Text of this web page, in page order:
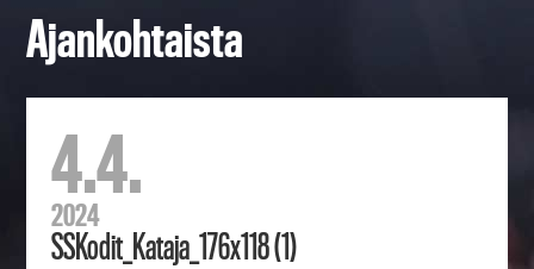
Ajankohtaista
4.4.
2024
SSKodit_Kataja_176x118 (1)